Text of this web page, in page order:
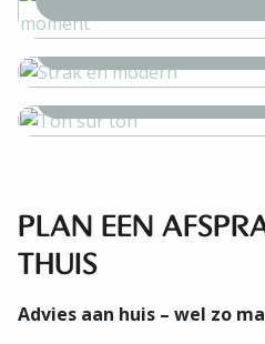
STRAK EN MODERN
TON SUR TON
PLAN EEN
THUIS
Advies aan huis – wel zo